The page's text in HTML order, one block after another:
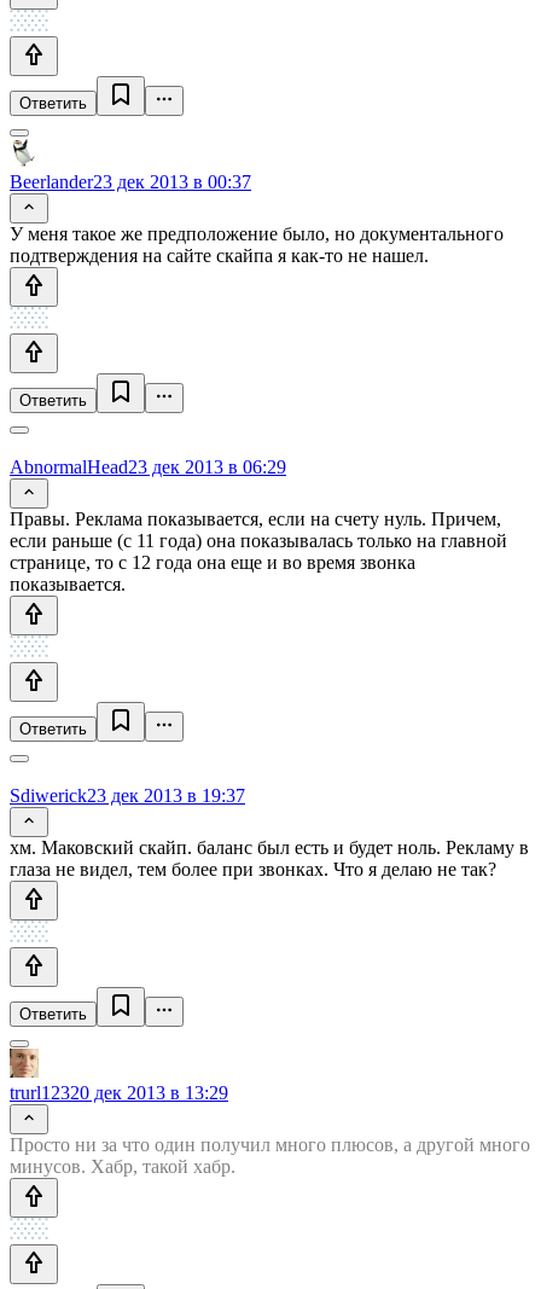
Ответить
Beerlander23 дек 2013 в 00:37
У меня такое же предположение было, но документального
подтверждения на сайте скайпа я как-то не нашел.
Ответить
AbnormalHead23 дек 2013 в 06:29
Правы. Реклама показывается, если на счету нуль. Причем,
если раньше (с 11 года) она показывалась только на главной
странице, то с 12 года она еще и во время звонка
показывается.
Ответить
Sdiwerick23 дек 2013 в 19:37
хм. Маковский скайп. баланс был есть и будет ноль. Рекламу в
глаза не видел, тем более при звонках. Что я делаю не так?
Ответить
trurl12320 дек 2013 в 13:29
Просто ни за что один получил много плюсов, а другой много
минусов. Хабр, такой хабр.